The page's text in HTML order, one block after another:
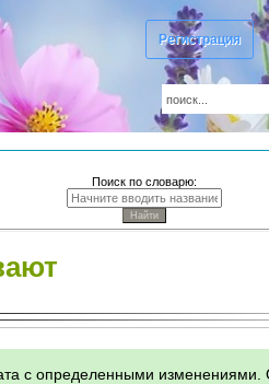
Регистрация
Поиск по словарю:
с определенными изменениями.